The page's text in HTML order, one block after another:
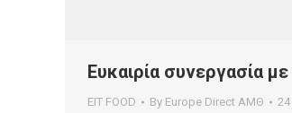
Ευκαιρία συνεργασία
EIT FOOD By Europe Direct ΑΜΘ